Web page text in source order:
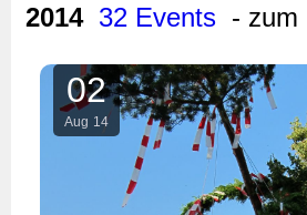
2014 32 Events - zum
02
Aug 14